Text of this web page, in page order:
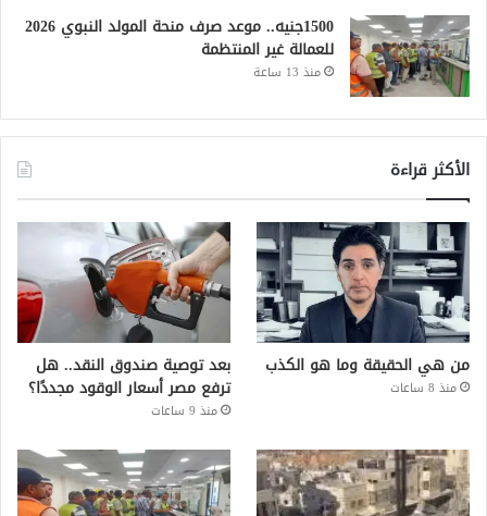
1500جنيه.. موعد صرف منحة المولد النبوي 2026
للعمالة غير المنتظمة
منذ 13 ساعة
الأكثر قراءة
من هي الحقيقة وما هو الكذب
منذ 8 ساعات
بعد توصية صندوق النقد.. هل
ترفع مصر أسعار الوقود مجددًا؟
منذ 9 ساعات